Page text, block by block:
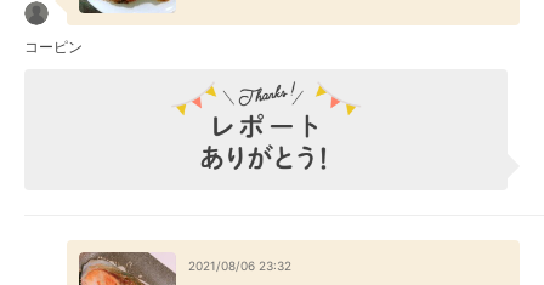
コーピン
2021/08/06 23:32